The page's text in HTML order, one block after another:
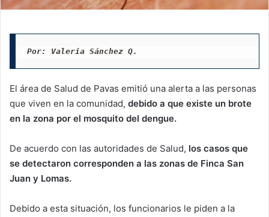
Por: Valeria Sánchez Q.
El área de Salud de Pavas emitió una alerta a las personas
que viven en la comunidad, debido a que existe un brote
en la zona por el mosquito del dengue.
De acuerdo con las autoridades de Salud, los casos que
se detectaron corresponden a las zonas de Finca San
Juan y Lomas.
Debido a esta situación, los funcionarios le piden a la